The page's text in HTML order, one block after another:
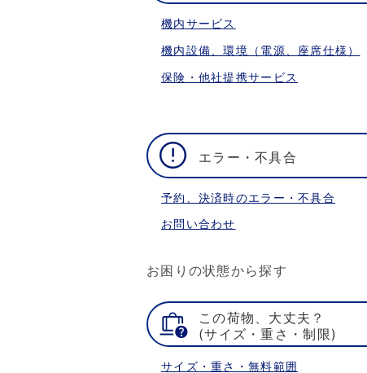
機内サービス
機内設備、環境（電源、座席仕様）
保険・他社提携サービス
エラー・不具合
予約、決済時のエラー・不具合
お問い合わせ
お困りの状態から探す
この荷物、大丈夫？
(サイズ・重さ・制限)
サイズ・重さ・無料範囲